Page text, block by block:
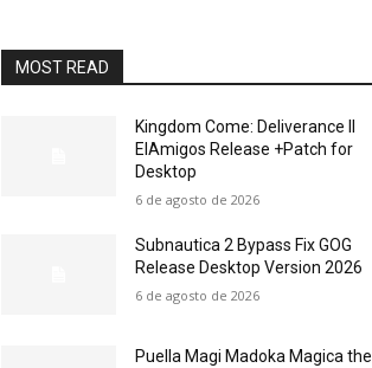
MOST READ
Kingdom Come: Deliverance II
ElAmigos Release +Patch for
Desktop
6 de agosto de 2026
Subnautica 2 Bypass Fix GOG
Release Desktop Version 2026
6 de agosto de 2026
Puella Magi Madoka Magica the